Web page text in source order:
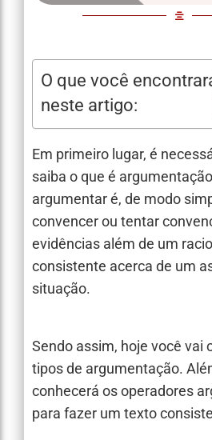
O que você
neste artigo:
Em primeiro lugar, é
saiba o que é
argumentar é, de modo
convencer ou tentar
evidências além de um
consistente acerca de um
situação.
Sendo assim, hoje você vai
tipos de argumentação.
conhecerá os operadores
para fazer um texto